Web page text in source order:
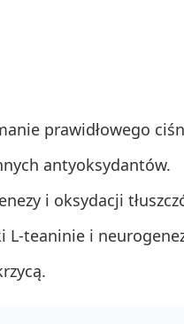
prawidłowego
antyoksydantów.
i oksydacji
L-teaninie i